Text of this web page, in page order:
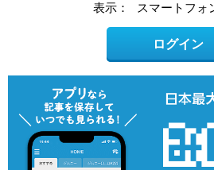
表示： スマートフォ
ログイン